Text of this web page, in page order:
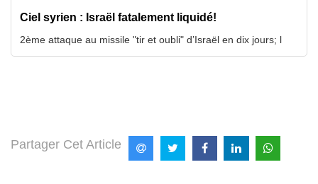
Ciel syrien : Israël fatalement liquidé!
2ème attaque au missile "tir et oubli" d’Israël en dix jours; l
Partager Cet Article